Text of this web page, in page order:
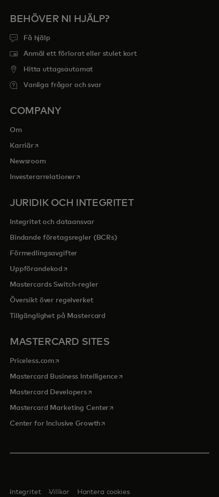
BEHÖVER NI HJÄLP?
Få hjälp
Anmäl ett förlorat eller stulet kort
Hitta uttagsautomat
Vanliga frågor och svar
COMPANY
Om
Karriäropens in a new tab
Newsroom
Investerarrelationeropens in a new tab
JURIDIK OCH INTEGRITET
Integritet och dataansvar
Bindande företagsregler (BCRs)
Förmedlingsavgifter
Uppförandekod opens in a new tab
Mastercards Switch-regler
Översikt över regelverket
Tillgänglighet på Mastercard
MASTERCARD SITES
Priceless.com opens in a new tab
Mastercard Business Intelligenceopens in a new tab
Mastercard Developersopens in a new tab
Mastercard Marketing Centeropens in a new tab
Center for Inclusive Growthopens in a new tab
Integritet Villkor Hantera cookies